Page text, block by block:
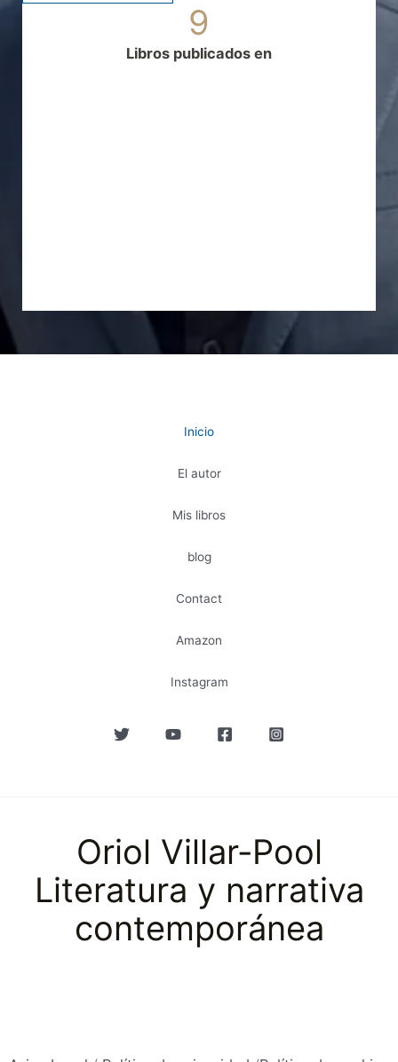
9
Libros publicados en
Inicio
El autor
Mis libros
blog
Contact
Amazon
Instagram
Oriol Villar-Pool
Literatura y narrativa
contemporánea